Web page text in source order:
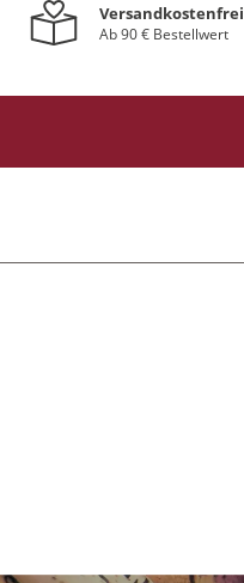
Versandkostenfrei
Ab 90 € Bestellwert